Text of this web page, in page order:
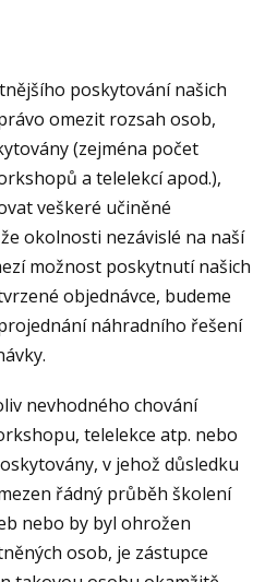
poskytování našich
omezit rozsah osob,
(zejména počet
a telelekcí apod.),
veškeré učiněné
okolnosti nezávislé na naší
možnost poskytnutí našich
objednávce, budeme
náhradního řešení
nevhodného chování
telelekce atp. nebo
v jehož důsledku
řádný průběh školení
nebo by byl ohrožen
osob, je zástupce